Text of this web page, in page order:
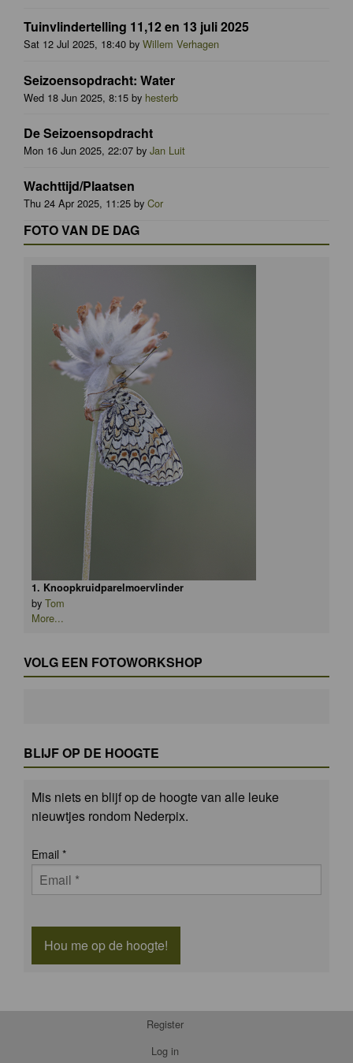
Tuinvlindertelling 11,12 en 13 juli 2025
Sat 12 Jul 2025, 18:40 by Willem Verhagen
Seizoensopdracht: Water
Wed 18 Jun 2025, 8:15 by hesterb
De Seizoensopdracht
Mon 16 Jun 2025, 22:07 by Jan Luit
Wachttijd/Plaatsen
Thu 24 Apr 2025, 11:25 by Cor
FOTO VAN DE DAG
1. Knoopkruidparelmoervlinder
by Tom
More...
VOLG EEN FOTOWORKSHOP
BLIJF OP DE HOOGTE
Mis niets en blijf op de hoogte van alle leuke
nieuwtjes rondom Nederpix.
Email *
Hou me op de hoogte!
Register
Log in